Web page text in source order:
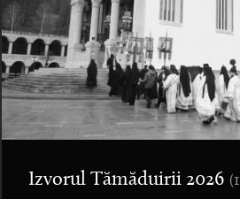
Izvorul Tămăduirii 2026